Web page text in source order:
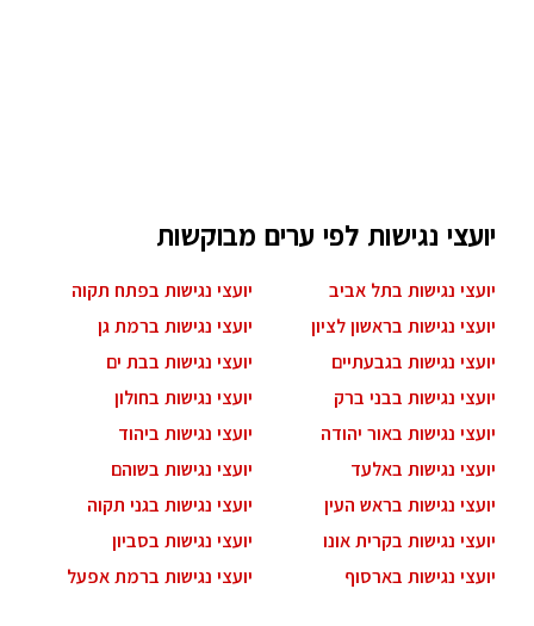
יועצי נגישות לפי ערים מבוקשות
יועצי נגישות בתל אביב
יועצי נגישות בפתח תקוה
יועצי נגישות בראשון לציון
יועצי נגישות ברמת גן
יועצי נגישות בגבעתיים
יועצי נגישות בבת ים
יועצי נגישות בבני ברק
יועצי נגישות בחולון
יועצי נגישות באור יהודה
יועצי נגישות ביהוד
יועצי נגישות באלעד
יועצי נגישות בשוהם
יועצי נגישות בראש העין
יועצי נגישות בגני תקוה
יועצי נגישות בקרית אונו
יועצי נגישות בסביון
יועצי נגישות בארסוף
יועצי נגישות ברמת אפעל